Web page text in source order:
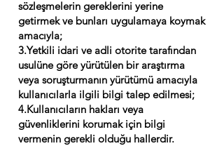
sözleşmelerin gereklerini yerine
getirmek ve bunları uygulamaya koymak
amacıyla;
3.Yetkili idari ve adli otorite tarafından
usulüne göre yürütülen bir araştırma
veya soruşturmanın yürütümü amacıyla
kullanıcılarla ilgili bilgi talep edilmesi;
4.Kullanıcıların hakları veya
güvenliklerini korumak için bilgi
vermenin gerekli olduğu hallerdir.